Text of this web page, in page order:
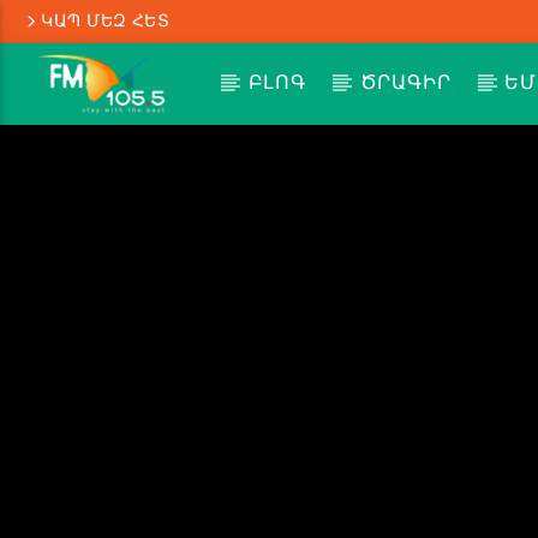
ԿԱՊ ՄԵԶ ՀԵՏ
ԲԼՈԳ ԾՐԱԳԻՐ